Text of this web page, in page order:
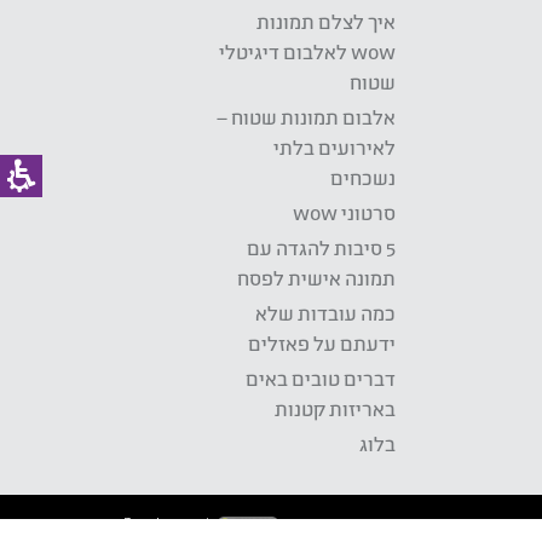
איך לצלם תמונות
wow לאלבום דיגיטלי
שטוח
אלבום תמונות שטוח –
לאירועים בלתי
נשכחים
סרטוני wow
5 סיבות להגדה עם
תמונה אישית לפסח
כמה עובדות שלא
ידעתם על פאזלים
דברים טובים באים
באריזות קטנות
בלוג
Development: